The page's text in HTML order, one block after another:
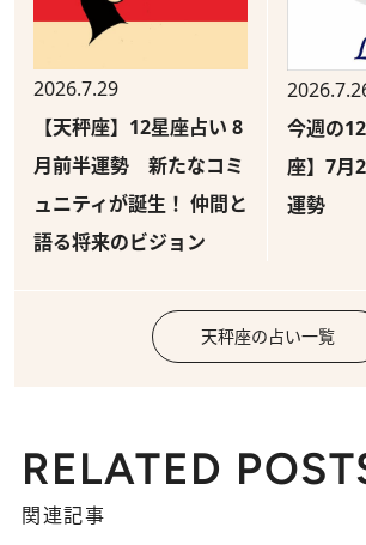
2026.7.29
【天秤座】12星座占い 8
月前半運勢 新たなコミ
ュニティが誕生！ 仲間と
語る将来のビジョン
今週の
座】7月
運勢
天秤座の占い一覧
RELATED
関連記事